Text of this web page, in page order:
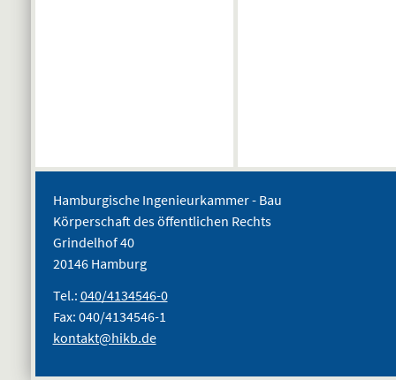
Hamburgische Ingenieurkammer - Bau
Körperschaft des öffentlichen Rechts
Grindelhof 40
20146 Hamburg
Tel.: 040/4134546-0
Fax: 040/4134546-1
kontakt@hikb.de